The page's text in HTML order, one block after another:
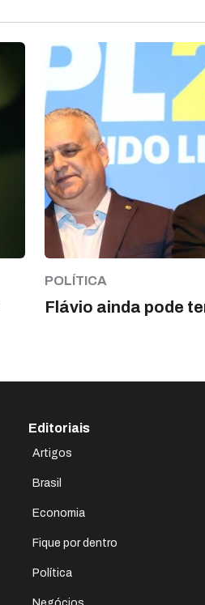
POLÍTICA
Flávio ainda pode
Editoriais
Artigos
Brasil
Economia
Fique por dentro
Política